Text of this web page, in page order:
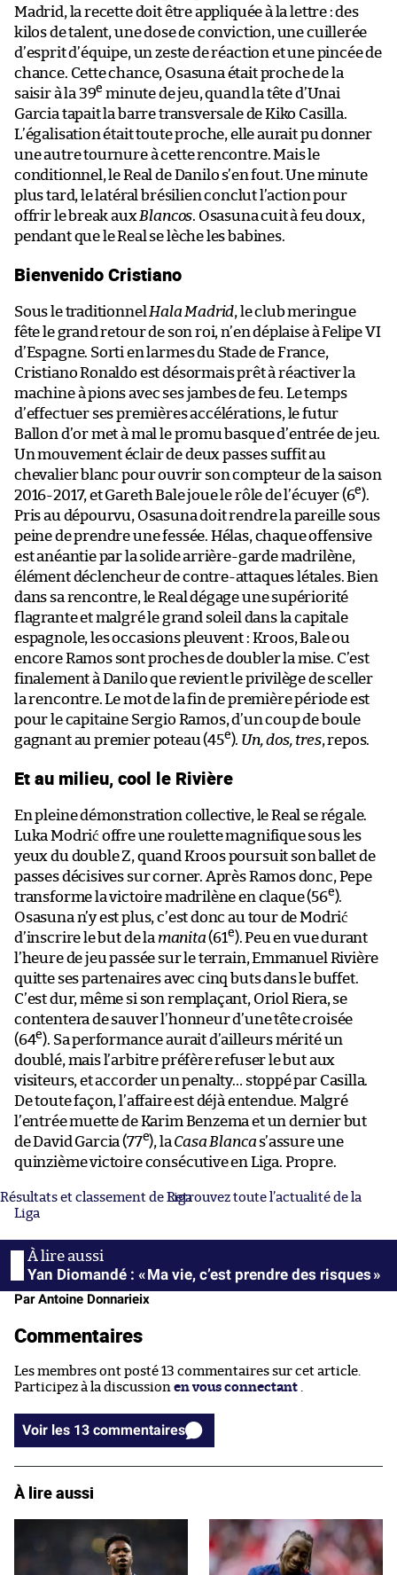
Madrid, la recette doit être appliquée à la lettre : des
kilos de talent, une dose de conviction, une cuillerée
d’esprit d’équipe, un zeste de réaction et une pincée de
chance. Cette chance, Osasuna était proche de la
saisir à la 39e minute de jeu, quand la tête d’Unai
Garcia tapait la barre transversale de Kiko Casilla.
L’égalisation était toute proche, elle aurait pu donner
une autre tournure à cette rencontre. Mais le
conditionnel, le Real de Danilo s’en fout. Une minute
plus tard, le latéral brésilien conclut l’action pour
offrir le break aux Blancos. Osasuna cuit à feu doux,
pendant que le Real se lèche les babines.
Bienvenido Cristiano
Sous le traditionnel Hala Madrid, le club meringue
fête le grand retour de son roi, n’en déplaise à Felipe VI
d’Espagne. Sorti en larmes du Stade de France,
Cristiano Ronaldo est désormais prêt à réactiver la
machine à pions avec ses jambes de feu. Le temps
d’effectuer ses premières accélérations, le futur
Ballon d’or met à mal le promu basque d’entrée de jeu.
Un mouvement éclair de deux passes suffit au
chevalier blanc pour ouvrir son compteur de la saison
2016-2017, et Gareth Bale joue le rôle de l’écuyer (6e).
Pris au dépourvu, Osasuna doit rendre la pareille sous
peine de prendre une fessée. Hélas, chaque offensive
est anéantie par la solide arrière-garde madrilène,
élément déclencheur de contre-attaques létales. Bien
dans sa rencontre, le Real dégage une supériorité
flagrante et malgré le grand soleil dans la capitale
espagnole, les occasions pleuvent : Kroos, Bale ou
encore Ramos sont proches de doubler la mise. C’est
finalement à Danilo que revient le privilège de sceller
la rencontre. Le mot de la fin de première période est
pour le capitaine Sergio Ramos, d’un coup de boule
gagnant au premier poteau (45e). Un, dos, tres, repos.
Et au milieu, cool le Rivière
En pleine démonstration collective, le Real se régale.
Luka Modrić offre une roulette magnifique sous les
yeux du double Z, quand Kroos poursuit son ballet de
passes décisives sur corner. Après Ramos donc, Pepe
transforme la victoire madrilène en claque (56e).
Osasuna n’y est plus, c’est donc au tour de Modrić
d’inscrire le but de la manita(61e). Peu en vue durant
l’heure de jeu passée sur le terrain, Emmanuel Rivière
quitte ses partenaires avec cinq buts dans le buffet.
C’est dur, même si son remplaçant, Oriol Riera, se
contentera de sauver l’honneur d’une tête croisée
(64e). Sa performance aurait d’ailleurs mérité un
doublé, mais l’arbitre préfère refuser le but aux
visiteurs, et accorder un penalty… stoppé par Casilla.
De toute façon, l’affaire est déjà entendue. Malgré
l’entrée muette de Karim Benzema et un dernier but
de David Garcia (77e), la Casa Blanca s’assure une
quinzième victoire consécutive en Liga. Propre.
Résultats et classement de LigaRetrouvez toute l’actualité de la
Liga
Yan Diomandé : « Ma vie, c’est prendre des risques »
Par Antoine Donnarieix
Commentaires
Les membres ont posté 13 commentaires sur cet article.
Participez à la discussion en vous connectant
Voir les 13 commentaires
À lire aussi